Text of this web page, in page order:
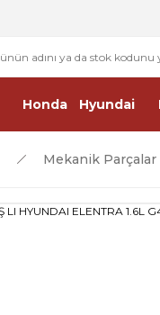
2500
Honda Hyundai
Mekanik Parçalar